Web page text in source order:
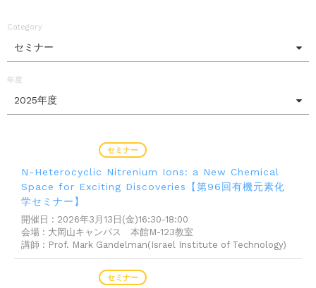
Category
セミナー
年度
2025年度
N-Heterocyclic Nitrenium Ions: a New Chemical
Space for Exciting Discoveries【第96回有機元素化
学セミナー】
開催日 : 2026年3月13日(金)16:30-18:00
会場 : 大岡山キャンパス 本館M-123教室
講師 : Prof. Mark Gandelman(Israel Institute of Technology)
セミナー
セミナー